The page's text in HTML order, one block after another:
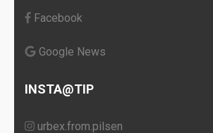
Facebook
Google News
INSTA@TIP
urbex.from.pilsen